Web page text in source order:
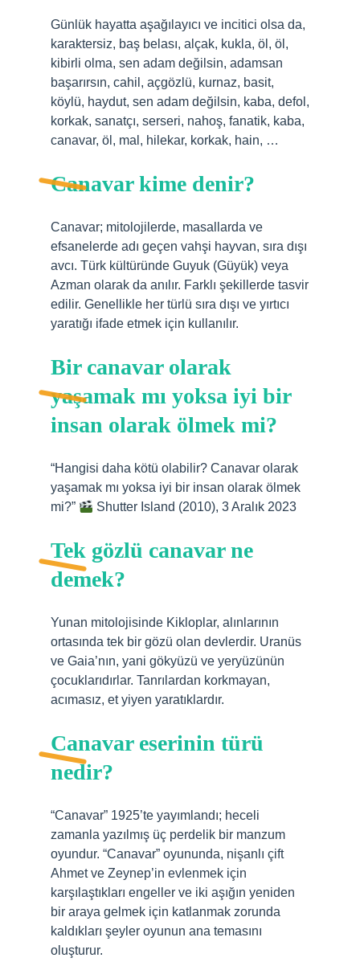
Günlük hayatta aşağılayıcı ve incitici olsa da,
karaktersiz, baş belası, alçak, kukla, öl, öl,
kibirli olma, sen adam değilsin, adamsan
başarırsın, cahil, açgözlü, kurnaz, basit,
köylü, haydut, sen adam değilsin, kaba, defol,
korkak, sanatçı, serseri, nahoş, fanatik, kaba,
canavar, öl, mal, hilekar, korkak, hain, …
Canavar kime denir?
Canavar; mitolojilerde, masallarda ve
efsanelerde adı geçen vahşi hayvan, sıra dışı
avcı. Türk kültüründe Guyuk (Güyük) veya
Azman olarak da anılır. Farklı şekillerde tasvir
edilir. Genellikle her türlü sıra dışı ve yırtıcı
yaratığı ifade etmek için kullanılır.
Bir canavar olarak
yaşamak mı yoksa iyi bir
insan olarak ölmek mi?
“Hangisi daha kötü olabilir? Canavar olarak
yaşamak mı yoksa iyi bir insan olarak ölmek
mi?”
Shutter Island (2010), 3 Aralık 2023
Tek gözlü canavar ne
demek?
Yunan mitolojisinde Kikloplar, alınlarının
ortasında tek bir gözü olan devlerdir. Uranüs
ve Gaia’nın, yani gökyüzü ve yeryüzünün
çocuklarıdırlar. Tanrılardan korkmayan,
acımasız, et yiyen yaratıklardır.
Canavar eserinin türü
nedir?
“Canavar” 1925’te yayımlandı; heceli
zamanla yazılmış üç perdelik bir manzum
oyundur. “Canavar” oyununda, nişanlı çift
Ahmet ve Zeynep’in evlenmek için
karşılaştıkları engeller ve iki aşığın yeniden
bir araya gelmek için katlanmak zorunda
kaldıkları şeyler oyunun ana temasını
oluşturur.